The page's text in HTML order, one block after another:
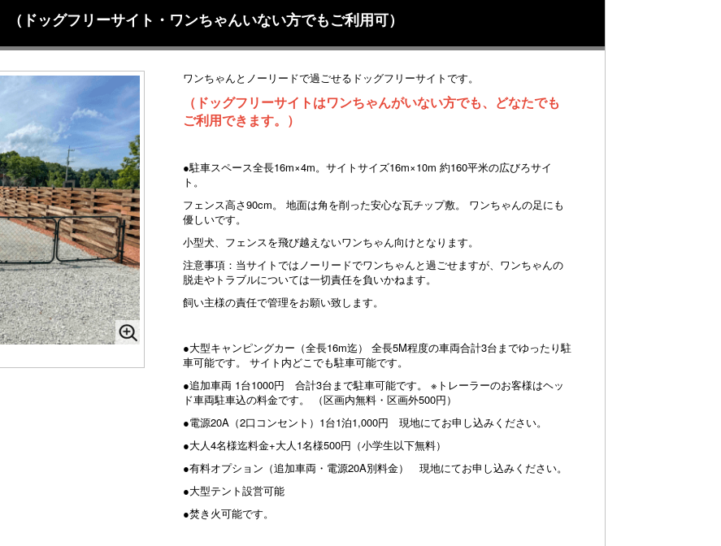
ドッグフリーサイト・ワンちゃんいない方でもご利用可）
ワンちゃんとノーリードで過ごせるドッグフリーサイトです。
（ドッグフリーサイトはワンちゃんがいない方でも、どなたでも
ご利用できます。）
●駐車スペース全長16m×4m。サイトサイズ16m×10m 約160平米の広びろサイ
ト。
フェンス高さ90cm。 地面は角を削った安心な瓦チップ敷。 ワンちゃんの足にも
優しいです。
小型犬、フェンスを飛び越えないワンちゃん向けとなります。
注意事項：当サイトではノーリードでワンちゃんと過ごせますが、ワンちゃんの
脱走やトラブルについては一切責任を負いかねます。
飼い主様の責任で管理をお願い致します。
●大型キャンピングカー（全長16m迄） 全長5M程度の車両合計3台までゆったり駐
車可能です。 サイト内どこでも駐車可能です。
●追加車両 1台1000円 合計3台まで駐車可能です。 ※トレーラーのお客様はヘッ
ド車両駐車込の料金です。 （区画内無料・区画外500円）
●電源20A（2口コンセント）1台1泊1,000円 現地にてお申し込みください。
●大人4名様迄料金+大人1名様500円（小学生以下無料）
●有料オプション（追加車両・電源20A別料金） 現地にてお申し込みください。
●大型テント設営可能
●焚き火可能です。